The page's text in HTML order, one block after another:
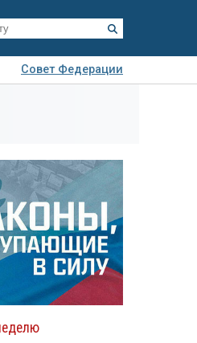
Совет Федерации